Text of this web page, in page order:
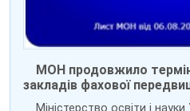
МОН продовжило
закладів фахової
Міністерство освіти і